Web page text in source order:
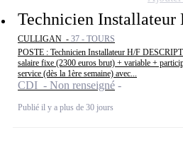
Technicien Installateur
CULLIGAN - 37 - TOURS
POSTE : Technicien Installateur H/F
salaire fixe (2300 euros brut) + variable +
service (dès la 1ère semaine) avec...
CDI - Non renseigné
Publié il y a plus de 30 jours